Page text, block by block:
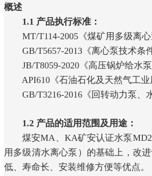
概述
1.1 产品执行标准：
MT/T114-2005《煤矿用多级离心
GB/T5657-2013《离心泵技术条
JB/T8059-2020《高压锅炉给水泵
API610《石油石化及天然气工业
GB/T3216-2016《回转动力泵、
1.2 产品的适用范围及用途：
煤安MA、KA矿安认证水泵
用多级清水离心泵）的基础上，改
低、寿命长、安装维修方便等优点。